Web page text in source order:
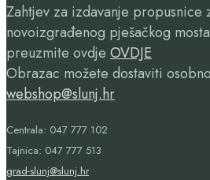
Zahtjev za izdavanje propusnice
novoizgrađenog pješačkog
preuzmite ovdje OVDJE
Obrazac možete dostaviti
webshop@slunj.hr
Centrala: 047 777 102
Tajnica: 047 777 513
grad-slunj@slunj.hr